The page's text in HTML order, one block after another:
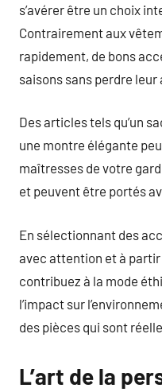
s’avérer être un choix
Contrairement aux
rapidement, de bons
saisons sans perdre
Des articles tels qu’un
une montre élégante
maîtresses de votre
et peuvent être portés
En sélectionnant des
avec attention et à
contribuez à la mode
l’impact sur
des pièces qui sont
L’art de la